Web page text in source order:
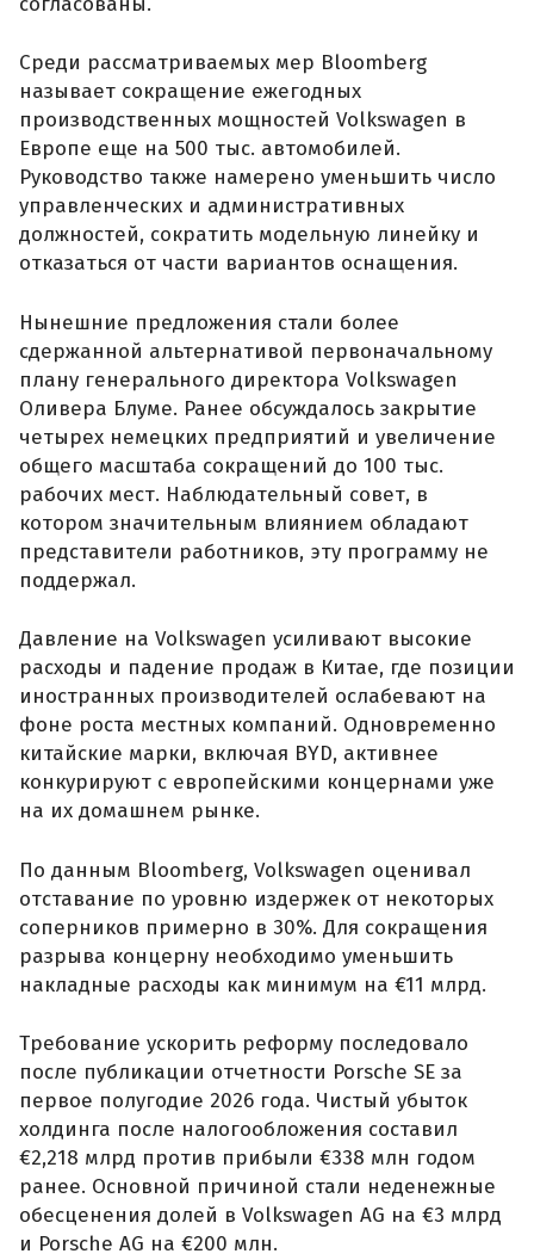
Среди рассматриваемых мер Bloomberg
называет сокращение ежегодных
производственных мощностей Volkswagen в
Европе еще на 500 тыс. автомобилей.
Руководство также намерено уменьшить число
управленческих и административных
должностей, сократить модельную линейку и
отказаться от части вариантов оснащения.
Нынешние предложения стали более
сдержанной альтернативой первоначальному
плану генерального директора Volkswagen
Оливера Блуме. Ранее обсуждалось закрытие
четырех немецких предприятий и увеличение
общего масштаба сокращений до 100 тыс.
рабочих мест. Наблюдательный совет, в
котором значительным влиянием обладают
представители работников, эту программу не
поддержал.
Давление на Volkswagen усиливают высокие
расходы и падение продаж в Китае, где позиции
иностранных производителей ослабевают на
фоне роста местных компаний. Одновременно
китайские марки, включая BYD, активнее
конкурируют с европейскими концернами уже
на их домашнем рынке.
По данным Bloomberg, Volkswagen оценивал
отставание по уровню издержек от некоторых
соперников примерно в 30%. Для сокращения
разрыва концерну необходимо уменьшить
накладные расходы как минимум на €11 млрд.
Требование ускорить реформу последовало
после публикации отчетности Porsche SE за
первое полугодие 2026 года. Чистый убыток
холдинга после налогообложения составил
€2,218 млрд против прибыли €338 млн годом
ранее. Основной причиной стали неденежные
обесценения долей в Volkswagen AG на €3 млрд
и Porsche AG на €200 млн.